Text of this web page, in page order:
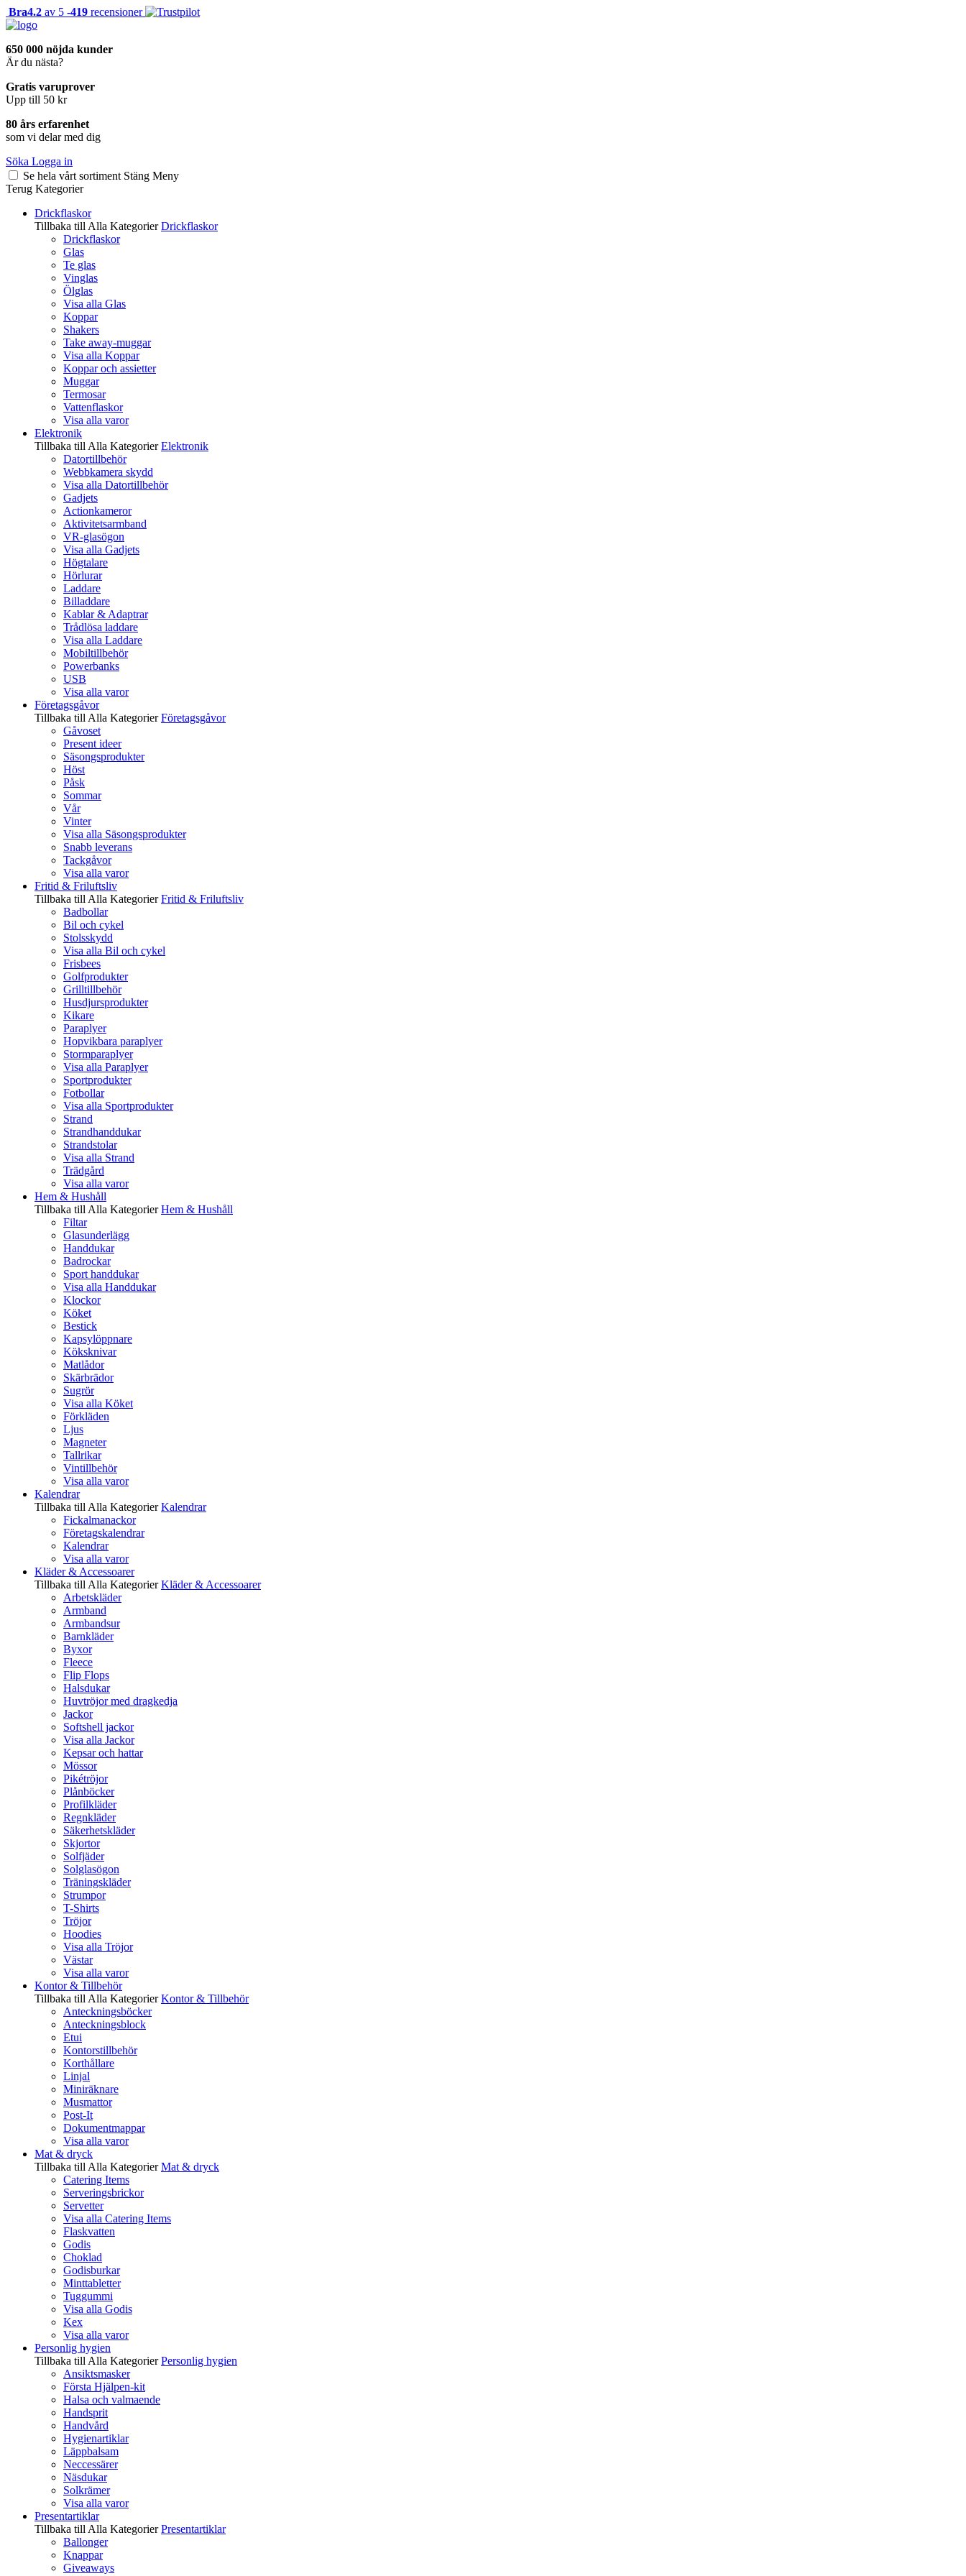
Bra4.2 av 5 -419 recensioner
650 000 nöjda kunder
Är du nästa?
Gratis varuprover
Upp till 50 kr
80 års erfarenhet
som vi delar med dig
Söka Logga in
Se hela vårt sortiment Stäng Meny
Terug Kategorier
Drickflaskor
Tillbaka till Alla Kategorier Drickflaskor
Drickflaskor
Glas
Te glas
Vinglas
Ölglas
Visa alla Glas
Koppar
Shakers
Take away-muggar
Visa alla Koppar
Koppar och assietter
Muggar
Termosar
Vattenflaskor
Visa alla varor
Elektronik
Tillbaka till Alla Kategorier Elektronik
Datortillbehör
Webbkamera skydd
Visa alla Datortillbehör
Gadjets
Actionkameror
Aktivitetsarmband
VR-glasögon
Visa alla Gadjets
Högtalare
Hörlurar
Laddare
Billaddare
Kablar & Adaptrar
Trådlösa laddare
Visa alla Laddare
Mobiltillbehör
Powerbanks
USB
Visa alla varor
Företagsgåvor
Tillbaka till Alla Kategorier Företagsgåvor
Gåvoset
Present ideer
Säsongsprodukter
Höst
Påsk
Sommar
Vår
Vinter
Visa alla Säsongsprodukter
Snabb leverans
Tackgåvor
Visa alla varor
Fritid & Friluftsliv
Tillbaka till Alla Kategorier Fritid & Friluftsliv
Badbollar
Bil och cykel
Stolsskydd
Visa alla Bil och cykel
Frisbees
Golfprodukter
Grilltillbehör
Husdjursprodukter
Kikare
Paraplyer
Hopvikbara paraplyer
Stormparaplyer
Visa alla Paraplyer
Sportprodukter
Fotbollar
Visa alla Sportprodukter
Strand
Strandhanddukar
Strandstolar
Visa alla Strand
Trädgård
Visa alla varor
Hem & Hushåll
Tillbaka till Alla Kategorier Hem & Hushåll
Filtar
Glasunderlägg
Handdukar
Badrockar
Sport handdukar
Visa alla Handdukar
Klockor
Köket
Bestick
Kapsylöppnare
Köksknivar
Matlådor
Skärbrädor
Sugrör
Visa alla Köket
Förkläden
Ljus
Magneter
Tallrikar
Vintillbehör
Visa alla varor
Kalendrar
Tillbaka till Alla Kategorier Kalendrar
Fickalmanackor
Företagskalendrar
Kalendrar
Visa alla varor
Kläder & Accessoarer
Tillbaka till Alla Kategorier Kläder & Accessoarer
Arbetskläder
Armband
Armbandsur
Barnkläder
Byxor
Fleece
Flip Flops
Halsdukar
Huvtröjor med dragkedja
Jackor
Softshell jackor
Visa alla Jackor
Kepsar och hattar
Mössor
Pikétröjor
Plånböcker
Profilkläder
Regnkläder
Säkerhetskläder
Skjortor
Solfjäder
Solglasögon
Träningskläder
Strumpor
T-Shirts
Tröjor
Hoodies
Visa alla Tröjor
Västar
Visa alla varor
Kontor & Tillbehör
Tillbaka till Alla Kategorier Kontor & Tillbehör
Anteckningsböcker
Anteckningsblock
Etui
Kontorstillbehör
Korthållare
Linjal
Miniräknare
Musmattor
Post-It
Dokumentmappar
Visa alla varor
Mat & dryck
Tillbaka till Alla Kategorier Mat & dryck
Catering Items
Serveringsbrickor
Servetter
Visa alla Catering Items
Flaskvatten
Godis
Choklad
Godisburkar
Minttabletter
Tuggummi
Visa alla Godis
Kex
Visa alla varor
Personlig hygien
Tillbaka till Alla Kategorier Personlig hygien
Ansiktsmasker
Första Hjälpen-kit
Halsa och valmaende
Handsprit
Handvård
Hygienartiklar
Läppbalsam
Neccessärer
Näsdukar
Solkrämer
Visa alla varor
Presentartiklar
Tillbaka till Alla Kategorier Presentartiklar
Ballonger
Knappar
Giveaways